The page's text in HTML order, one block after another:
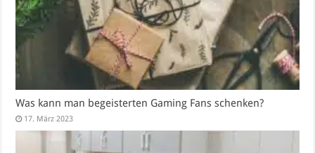
Was kann man begeisterten Gaming Fans schenken?
17. März 2023